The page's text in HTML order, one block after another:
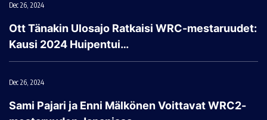
Dec 26, 2024
Ott Tänakin Ulosajo Ratkaisi WRC-mestaruudet:
Kausi 2024 Huipentui…
Dec 26, 2024
Sami Pajari ja Enni Mälkönen Voittavat WRC2-